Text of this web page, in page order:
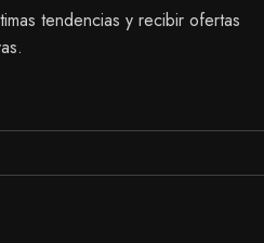
tendencias y recibir ofertas
de alta definición
y una cobertura máxima.
realizar tu pedido a
para tener una mejor